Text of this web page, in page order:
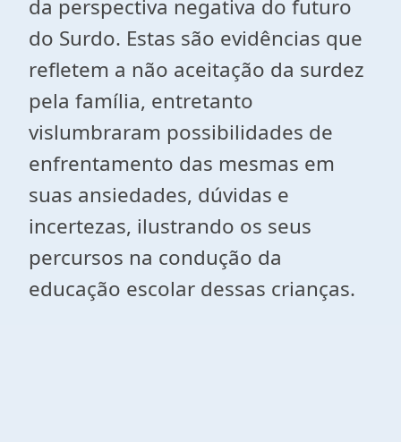
da perspectiva negativa do futuro
do Surdo. Estas são evidências que
refletem a não aceitação da surdez
pela família, entretanto
vislumbraram possibilidades de
enfrentamento das mesmas em
suas ansiedades, dúvidas e
incertezas, ilustrando os seus
percursos na condução da
educação escolar dessas crianças.